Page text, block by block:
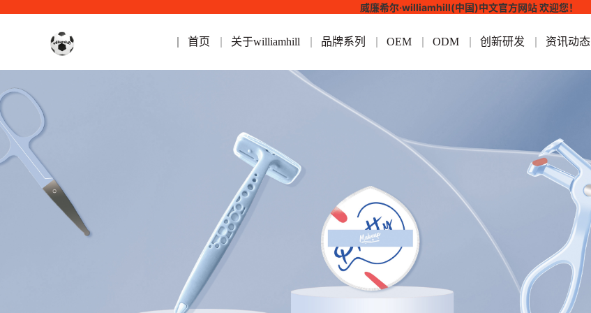
威廉希尔·williamhill(中国)中文官方网站 欢迎您！
首页 关于williamhill 品牌系列 OEM ODM 创新研发 资讯动态